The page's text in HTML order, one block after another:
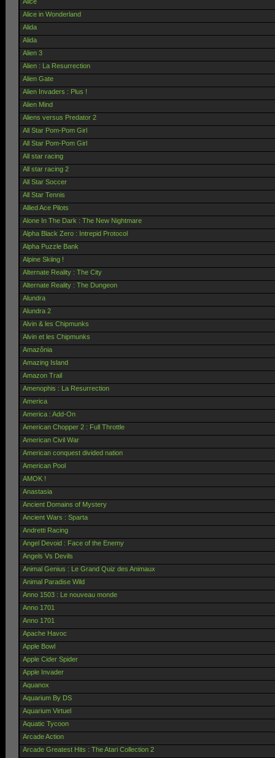
Alice in Wonderland
Alida
Alida
Alien 3
Alien : La Resurrection
Alien Gate
Alien Invaders : Plus !
Alien Mind
Aliens versus Predator 2
All Star Pom-Pom Girl
All Star Pom-Pom Girl
All star racing
All star racing 2
All Star Soccer
All Star Tennis
Allied Ace Pilots
Alone In The Dark : The New Nightmare
Alpha Black Zero : Intrepid Protocol
Alpha Puzzle Bank
Alpine Skiing !
Alternate Reality : The City
Alternate Reality : The Dungeon
Alundra
Alundra 2
Alvin & les Chipmunks
Alvin et les Chipmunks
Amazônia
Amazing Island
Amazon Trail
Amenophis : La Resurrection
America
America : Add-On
American Chopper 2 : Full Throttle
American Civil War
American conquest divided nation
American Pool
AMOK !
Anastasia
Ancient Domains of Mystery
Ancient Wars : Sparta
Andretti Racing
Angel Devoid : Face of the Enemy
Angels Vs Devils
Animal Genius : Le Grand Quiz des Animaux
Animal Paradise Wild
Anno 1503 : Le nouveau monde
Anno 1701
Anno 1701
Apache Havoc
Apple Bowl
Apple Cider Spider
Apple Invader
Aquanox
Aquarium By DS
Aquarium Virtuel
Aquatic Tycoon
Arcade Action
Arcade Greatest Hits : The Atari Collection 2